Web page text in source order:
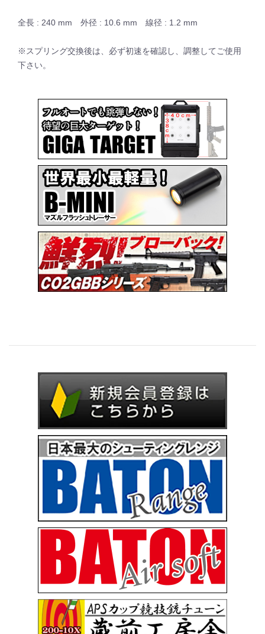
全長 : 240 mm 外径 : 10.6 mm 線径 : 1.2 mm
※スプリング交換後は、必ず初速を確認し、調整してご使用
下さい。